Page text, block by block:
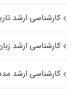
کارشناسی ارشد
کارشناسی ارشد
کارشناسی ارشد